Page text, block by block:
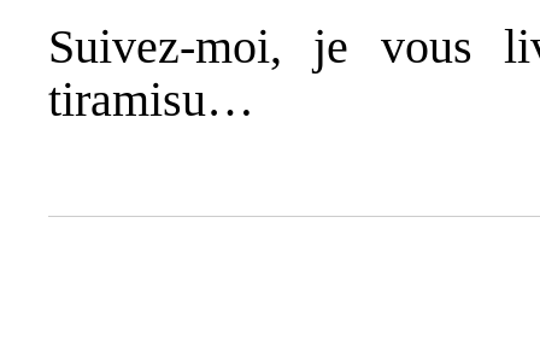
Suivez-moi, je vous
tiramisu…